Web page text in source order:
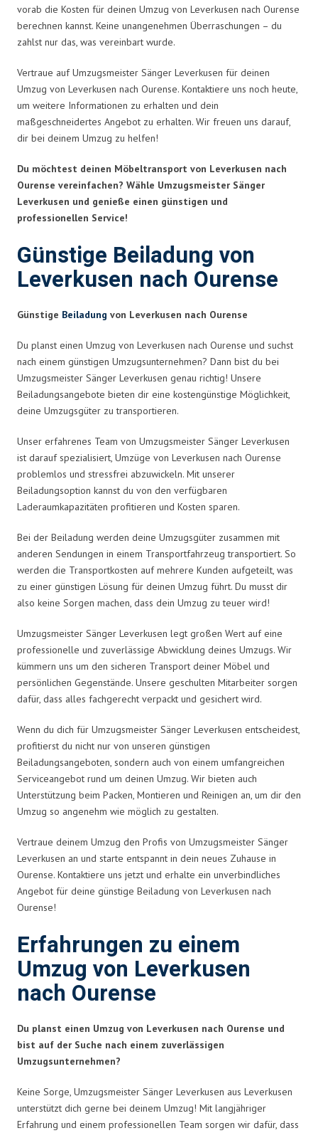
vorab die Kosten für deinen Umzug von Leverkusen nach Ourense
berechnen kannst. Keine unangenehmen Überraschungen – du
zahlst nur das, was vereinbart wurde.
Vertraue auf Umzugsmeister Sänger Leverkusen für deinen
Umzug von Leverkusen nach Ourense. Kontaktiere uns noch heute,
um weitere Informationen zu erhalten und dein
maßgeschneidertes Angebot zu erhalten. Wir freuen uns darauf,
dir bei deinem Umzug zu helfen!
Du möchtest deinen Möbeltransport von Leverkusen nach
Ourense vereinfachen? Wähle Umzugsmeister Sänger
Leverkusen und genieße einen günstigen und
professionellen Service!
Günstige Beiladung von
Leverkusen nach Ourense
Günstige Beiladung von Leverkusen nach Ourense
Du planst einen Umzug von Leverkusen nach Ourense und suchst
nach einem günstigen Umzugsunternehmen? Dann bist du bei
Umzugsmeister Sänger Leverkusen genau richtig! Unsere
Beiladungsangebote bieten dir eine kostengünstige Möglichkeit,
deine Umzugsgüter zu transportieren.
Unser erfahrenes Team von Umzugsmeister Sänger Leverkusen
ist darauf spezialisiert, Umzüge von Leverkusen nach Ourense
problemlos und stressfrei abzuwickeln. Mit unserer
Beiladungsoption kannst du von den verfügbaren
Laderaumkapazitäten profitieren und Kosten sparen.
Bei der Beiladung werden deine Umzugsgüter zusammen mit
anderen Sendungen in einem Transportfahrzeug transportiert. So
werden die Transportkosten auf mehrere Kunden aufgeteilt, was
zu einer günstigen Lösung für deinen Umzug führt. Du musst dir
also keine Sorgen machen, dass dein Umzug zu teuer wird!
Umzugsmeister Sänger Leverkusen legt großen Wert auf eine
professionelle und zuverlässige Abwicklung deines Umzugs. Wir
kümmern uns um den sicheren Transport deiner Möbel und
persönlichen Gegenstände. Unsere geschulten Mitarbeiter sorgen
dafür, dass alles fachgerecht verpackt und gesichert wird.
Wenn du dich für Umzugsmeister Sänger Leverkusen entscheidest,
profitierst du nicht nur von unseren günstigen
Beiladungsangeboten, sondern auch von einem umfangreichen
Serviceangebot rund um deinen Umzug. Wir bieten auch
Unterstützung beim Packen, Montieren und Reinigen an, um dir den
Umzug so angenehm wie möglich zu gestalten.
Vertraue deinem Umzug den Profis von Umzugsmeister Sänger
Leverkusen an und starte entspannt in dein neues Zuhause in
Ourense. Kontaktiere uns jetzt und erhalte ein unverbindliches
Angebot für deine günstige Beiladung von Leverkusen nach
Ourense!
Erfahrungen zu einem
Umzug von Leverkusen
nach Ourense
Du planst einen Umzug von Leverkusen nach Ourense und
bist auf der Suche nach einem zuverlässigen
Umzugsunternehmen?
Keine Sorge, Umzugsmeister Sänger Leverkusen aus Leverkusen
unterstützt dich gerne bei deinem Umzug! Mit langjähriger
Erfahrung und einem professionellen Team sorgen wir dafür, dass